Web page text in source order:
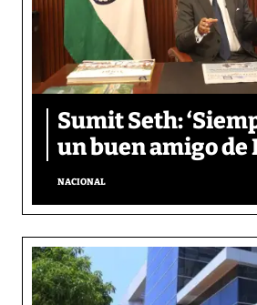
Sumit Seth:
un buen amigo de
NACIONAL